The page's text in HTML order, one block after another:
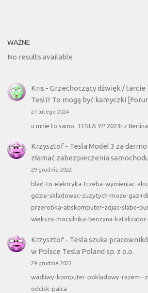
WAŻNE
No results available
Kris - Grzechoczący dźwięk / tarcie
Tesli? To mogą być kamyczki
27 lutego 2024
u mnie to samo. TESLA YP 2023r.z
Krzysztof- Tesla Model 3 za
złamać zabezpieczenia samochodu
29 grudnia 2022
blad-to-elektryka-trzeba-wymieniac-
gdzie-skladowac-zuzytych-moze-
przerobka-abskomputer-zdjac-slabe-
wieksza-mocsilnika-benzyna-
Krzysztof- Tesla szuka
w Polsce Tesla Poland sp. z o.o.
29 grudnia 2022
wadliwy-komputer-pokladowy-razem--
odcisk-palca